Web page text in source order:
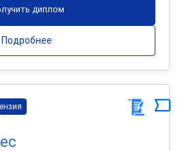
диплом
Подробнее